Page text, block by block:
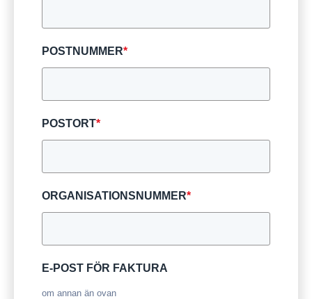
POSTNUMMER*
POSTORT*
ORGANISATIONSNUMMER*
E-POST FÖR FAKTURA
om annan än ovan